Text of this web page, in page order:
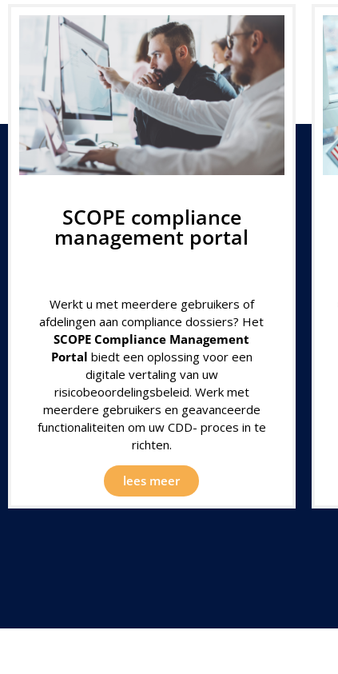
SCOPE compliance
management portal
Werkt u met meerdere gebruikers of
afdelingen aan compliance dossiers? Het
SCOPE Compliance Management
Portal biedt een oplossing voor een
digitale vertaling van uw
risicobeoordelingsbeleid. Werk met
meerdere gebruikers en geavanceerde
functionaliteiten om uw CDD- proces in te
richten.
lees meer